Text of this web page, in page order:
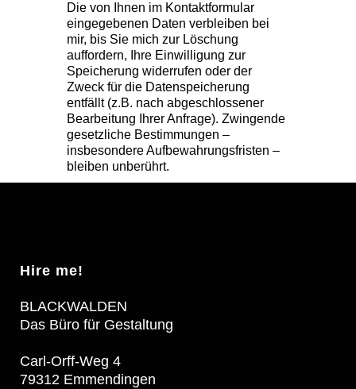
Die von Ihnen im Kontaktformular
eingegebenen Daten verbleiben bei
mir, bis Sie mich zur Löschung
auffordern, Ihre Einwilligung zur
Speicherung widerrufen oder der
Zweck für die Datenspeicherung
entfällt (z.B. nach abgeschlossener
Bearbeitung Ihrer Anfrage). Zwingende
gesetzliche Bestimmungen –
insbesondere Aufbewahrungsfristen –
bleiben unberührt.
Hire me!
BLACKWALDEN
Das Büro für Gestaltung
Carl-Orff-Weg 4
79312 Emmendingen